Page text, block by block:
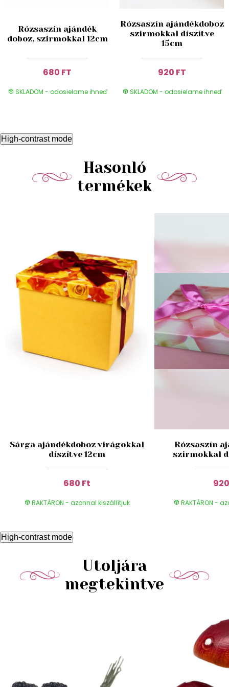
Rózsaszín ajándék
doboz, szirmokkal 12cm
680 FT
SKLADOM - odosielame ihneď
Rózsaszín ajándékdoboz
szirmokkal díszítve
15cm
920 FT
SKLADOM - odosielame ihneď
High-contrast mode
Hasonló
termékek
Sárga ajándékdoboz virágokkal
díszítve 12cm
680 Ft
RAKTÁRON - azonnal kiszállítjuk
Rózsaszín
szirmokkal
RAKTÁRON -
High-contrast mode
Utoljára
megtekintve